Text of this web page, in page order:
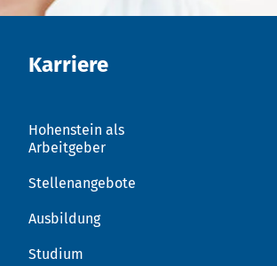
Karriere
Hohenstein als
Arbeitgeber
Stellenangebote
Ausbildung
Studium